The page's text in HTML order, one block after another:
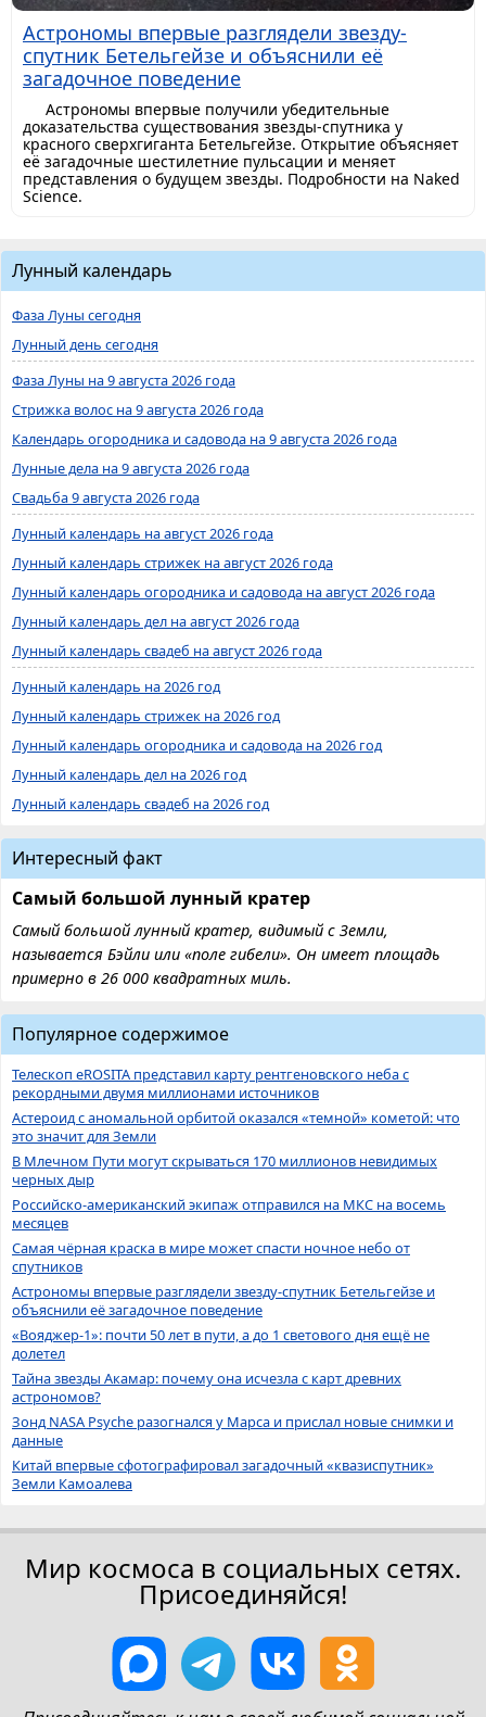
Астрономы впервые разглядели звезду-
спутник Бетельгейзе и объяснили её
загадочное поведение
Астрономы впервые получили убедительные
доказательства существования звезды-спутника у
красного сверхгиганта Бетельгейзе. Открытие объясняет
её загадочные шестилетние пульсации и меняет
представления о будущем звезды. Подробности на Naked
Science.
Лунный календарь
Фаза Луны сегодня
Лунный день сегодня
Фаза Луны на 9 августа 2026 года
Стрижка волос на 9 августа 2026 года
Календарь огородника и садовода на 9 августа 2026 года
Лунные дела на 9 августа 2026 года
Свадьба 9 августа 2026 года
Лунный календарь на август 2026 года
Лунный календарь стрижек на август 2026 года
Лунный календарь огородника и садовода на август 2026 года
Лунный календарь дел на август 2026 года
Лунный календарь свадеб на август 2026 года
Лунный календарь на 2026 год
Лунный календарь стрижек на 2026 год
Лунный календарь огородника и садовода на 2026 год
Лунный календарь дел на 2026 год
Лунный календарь свадеб на 2026 год
Интересный факт
Самый большой лунный кратер
Самый большой лунный кратер, видимый с Земли,
называется Бэйли или «поле гибели». Он имеет площадь
примерно в 26 000 квадратных миль.
Популярное содержимое
Телескоп eROSITA представил карту рентгеновского неба с
рекордными двумя миллионами источников
Астероид с аномальной орбитой оказался «темной» кометой: что
это значит для Земли
В Млечном Пути могут скрываться 170 миллионов невидимых
черных дыр
Российско-американский экипаж отправился на МКС на восемь
месяцев
Самая чёрная краска в мире может спасти ночное небо от
спутников
Астрономы впервые разглядели звезду-спутник Бетельгейзе и
объяснили её загадочное поведение
«Вояджер-1»: почти 50 лет в пути, а до 1 светового дня ещё не
долетел
Тайна звезды Акамар: почему она исчезла с карт древних
астрономов?
Зонд NASA Psyche разогнался у Марса и прислал новые снимки и
данные
Китай впервые сфотографировал загадочный «квазиспутник»
Земли Камоалева
Мир космоса в социальных сетях.
Присоединяйся!